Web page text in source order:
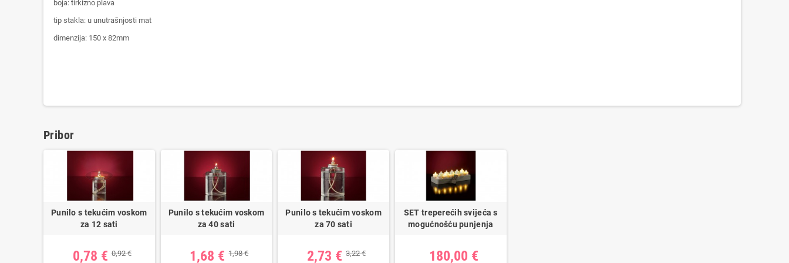
boja: tirkizno plava
tip stakla: u unutrašnjosti mat
dimenzija: 150 x 82mm
Pribor
Punilo s tekućim voskom
za 12 sati
0,78 € 0,92 €
Punilo s tekućim voskom
za 40 sati
1,68 € 1,98 €
Punilo s tekućim voskom
za 70 sati
2,73 € 3,22 €
SET treperećih svijeća s
mogućnošću punjenja
180,00 €